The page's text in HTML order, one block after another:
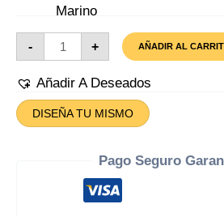
-
Gorra
Sevilla
+ AÑADIR AL
Añadir A Deseados
DISEÑA TU MISMO
Pago Seguro